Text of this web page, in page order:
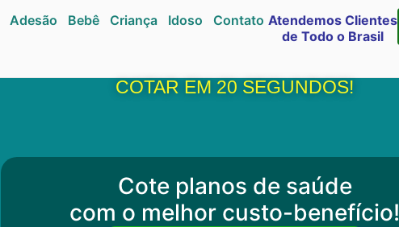
Adesão Bebê Criança Idoso Contato Atendemos Clientes
de Todo o Brasil
COTAR EM 20 SEGUNDOS!​
Cote planos de saúde
com o melhor custo-benefício!